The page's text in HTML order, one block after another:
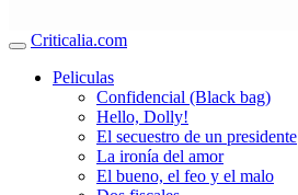
Criticalia.com
Peliculas
Confidencial (Black bag)
Hello, Dolly!
El secuestro de un presidente
La ironía del amor
El bueno, el feo y el malo